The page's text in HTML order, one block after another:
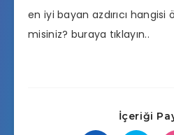
en iyi bayan azdırıcı hangisi
misiniz? buraya tıklayın..
İçeriği